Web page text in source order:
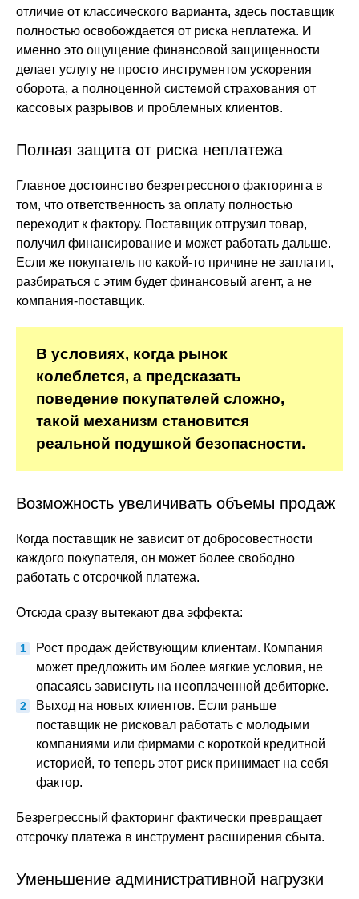
отличие от классического варианта, здесь поставщик
полностью освобождается от риска неплатежа. И
именно это ощущение финансовой защищенности
делает услугу не просто инструментом ускорения
оборота, а полноценной системой страхования от
кассовых разрывов и проблемных клиентов.
Полная защита от риска неплатежа
Главное достоинство безрегрессного факторинга в
том, что ответственность за оплату полностью
переходит к фактору. Поставщик отгрузил товар,
получил финансирование и может работать дальше.
Если же покупатель по какой-то причине не заплатит,
разбираться с этим будет финансовый агент, а не
компания-поставщик.
В условиях, когда рынок
колеблется, а предсказать
поведение покупателей сложно,
такой механизм становится
реальной подушкой безопасности.
Возможность увеличивать объемы продаж
Когда поставщик не зависит от добросовестности
каждого покупателя, он может более свободно
работать с отсрочкой платежа.
Отсюда сразу вытекают два эффекта:
Рост продаж действующим клиентам. Компания
может предложить им более мягкие условия, не
опасаясь зависнуть на неоплаченной дебиторке.
Выход на новых клиентов. Если раньше
поставщик не рисковал работать с молодыми
компаниями или фирмами с короткой кредитной
историей, то теперь этот риск принимает на себя
фактор.
Безрегрессный факторинг фактически превращает
отсрочку платежа в инструмент расширения сбыта.
Уменьшение административной нагрузки